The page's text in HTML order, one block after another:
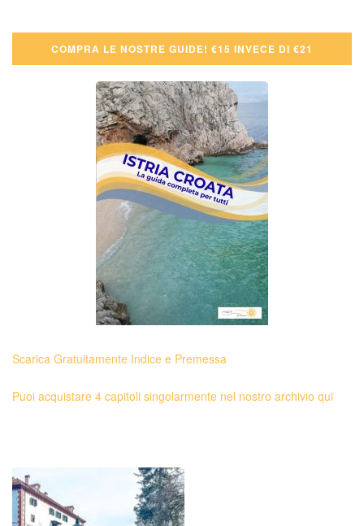
COMPRA LE NOSTRE GUIDE! €15 INVECE DI €21
Scarica Gratuitamente Indice e Premessa
Puoi acquistare 4 capitoli singolarmente nel nostro archivio qui